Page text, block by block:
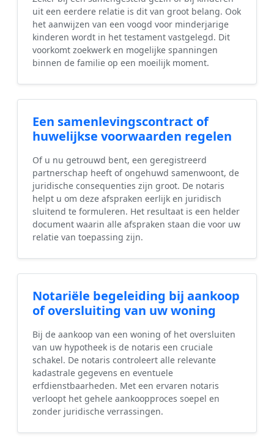
uit een eerdere relatie is dit van groot belang. Ook
het aanwijzen van een voogd voor minderjarige
kinderen wordt in het testament vastgelegd. Dit
voorkomt zoekwerk en mogelijke spanningen
binnen de familie op een moeilijk moment.
Een samenlevingscontract of
huwelijkse voorwaarden regelen
Of u nu getrouwd bent, een geregistreerd
partnerschap heeft of ongehuwd samenwoont, de
juridische consequenties zijn groot. De notaris
helpt u om deze afspraken eerlijk en juridisch
sluitend te formuleren. Het resultaat is een helder
document waarin alle afspraken staan die voor uw
relatie van toepassing zijn.
Notariële begeleiding bij aankoop
of oversluiting van uw woning
Bij de aankoop van een woning of het oversluiten
van uw hypotheek is de notaris een cruciale
schakel. De notaris controleert alle relevante
kadastrale gegevens en eventuele
erfdienstbaarheden. Met een ervaren notaris
verloopt het gehele aankoopproces soepel en
zonder juridische verrassingen.